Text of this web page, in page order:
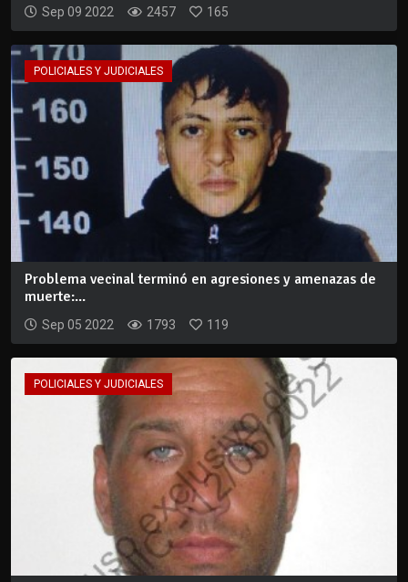
Sep 09 2022 2457 165
POLICIALES Y JUDICIALES
Problema vecinal terminó en agresiones y amenazas de
muerte:...
Sep 05 2022 1793 119
POLICIALES Y JUDICIALES